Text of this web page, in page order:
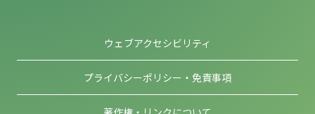
ウェブアクセシビリティ
プライバシーポリシー・免責事項